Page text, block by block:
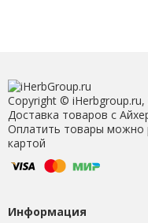
Copyright © iHerbgroup.ru,
Доставка товаров с
Оплатить товары можно
картой
Информация